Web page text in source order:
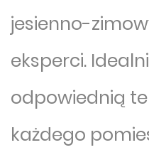
jesienno-
eksperci.
odpowiednią
każdego